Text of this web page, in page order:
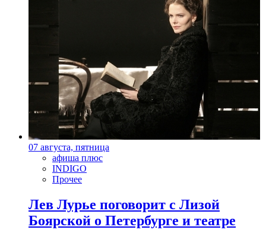
07 августа, пятница
афиша плюс
INDIGO
Прочее
Лев Лурье поговорит с Лизой
Боярской о Петербурге и театре